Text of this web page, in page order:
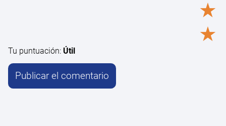
★
★
Tu puntuación: Útil